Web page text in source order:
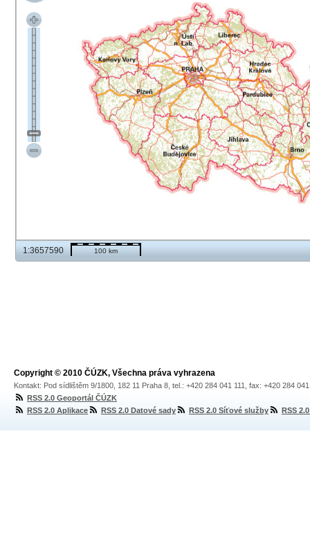
1:3657590 100 km
Copyright © 2010 ČÚZK, Všechna práva vyhrazena
Kontakt: Pod sídlištěm 9/1800, 182 11 Praha 8, tel.: +420 284 041 111, fax: +420 284
RSS 2.0 Geoportál ČÚZK
RSS 2.0 Aplikace
RSS 2.0 Datové sady RSS 2.0 Síťové služby RSS